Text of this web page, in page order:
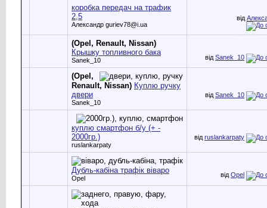
коробка передач на трафик
2,5
Александр guriev78@i.ua
від
(Opel, Renault, Nissan)
Крышку топливного бака
Sanek_10 від Sanek_10
(Opel,
Renault, Nissan) Куплю ручку
двери
Sanek_10
від Sanek_10
куплю смартфон б/у (+ -
2000гр.)
ruslankarpaty
від ruslankarpaty
Дубль-кабіна трафік віваро
Opel від Opel